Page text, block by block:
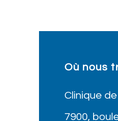
Où nous
Clinique
7900,